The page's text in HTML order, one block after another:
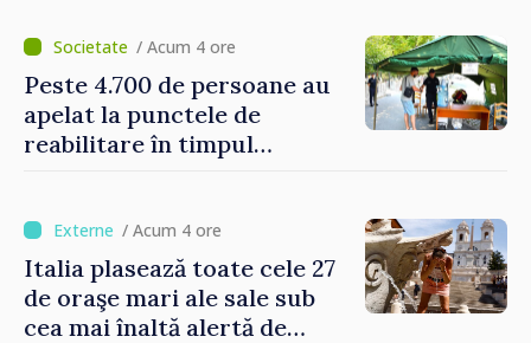
/ Acum 4 ore
Peste 4.700 de persoane au
apelat la punctele de
reabilitare în timpul
/ Acum 4 ore
Italia plasează toate cele 27
de oraşe mari ale sale sub
cea mai înaltă alertă de